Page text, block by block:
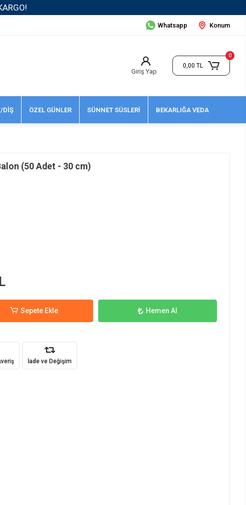
Whatsapp Konum
Giriş Yap
0
0,00 TL
DİŞ ÖZEL GÜNLER SÜNNET SÜSLERİ BEKARLIĞA VEDA
(50 Adet - 30 cm)
Sepete Ekle Hemen Al
İade ve Değişim